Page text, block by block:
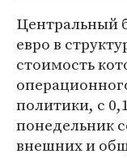
Центральный
евро в
стоимость
политики, с
понедельник
внешних и